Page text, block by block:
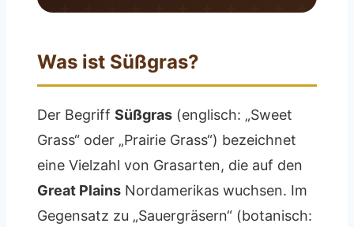
Was ist Süßgras?
Der Begriff Süßgras (englisch: „Sweet
Grass“ oder „Prairie Grass“) bezeichnet
eine Vielzahl von Grasarten, die auf den
Great Plains Nordamerikas wuchsen. Im
Gegensatz zu „Sauergräsern“ (botanisch: